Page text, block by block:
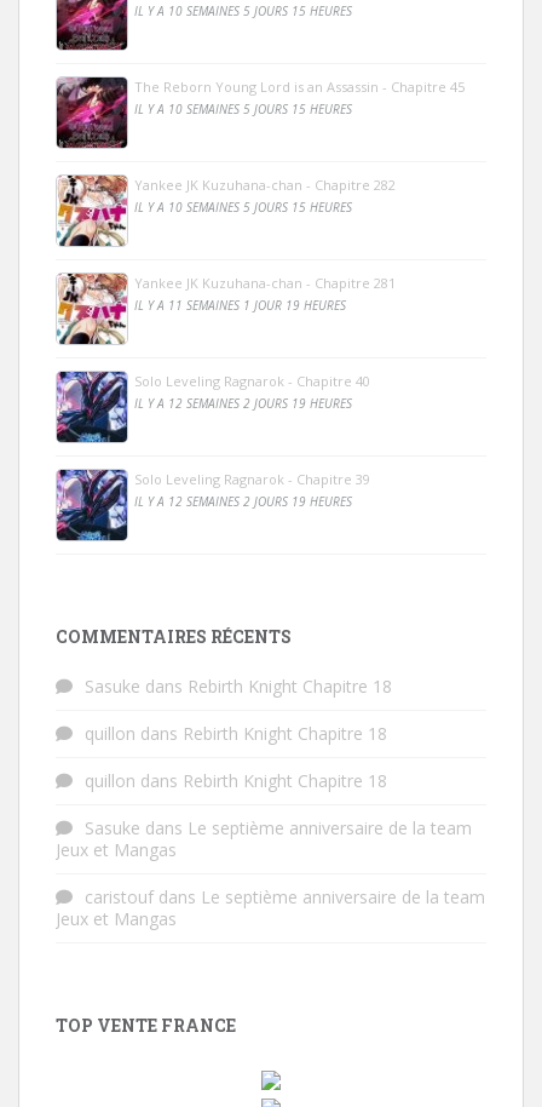
IL Y A 10 SEMAINES 5 JOURS 15 HEURES
The Reborn Young Lord is an Assassin - Chapitre 45
IL Y A 10 SEMAINES 5 JOURS 15 HEURES
Yankee JK Kuzuhana-chan - Chapitre 282
IL Y A 10 SEMAINES 5 JOURS 15 HEURES
Yankee JK Kuzuhana-chan - Chapitre 281
IL Y A 11 SEMAINES 1 JOUR 19 HEURES
Solo Leveling Ragnarok - Chapitre 40
IL Y A 12 SEMAINES 2 JOURS 19 HEURES
Solo Leveling Ragnarok - Chapitre 39
IL Y A 12 SEMAINES 2 JOURS 19 HEURES
COMMENTAIRES RÉCENTS
Sasuke dans Rebirth Knight Chapitre 18
quillon dans Rebirth Knight Chapitre 18
quillon dans Rebirth Knight Chapitre 18
Sasuke dans Le septième anniversaire de la team
Jeux et Mangas
caristoufdans Le septième anniversaire de la team
Jeux et Mangas
TOP VENTE FRANCE